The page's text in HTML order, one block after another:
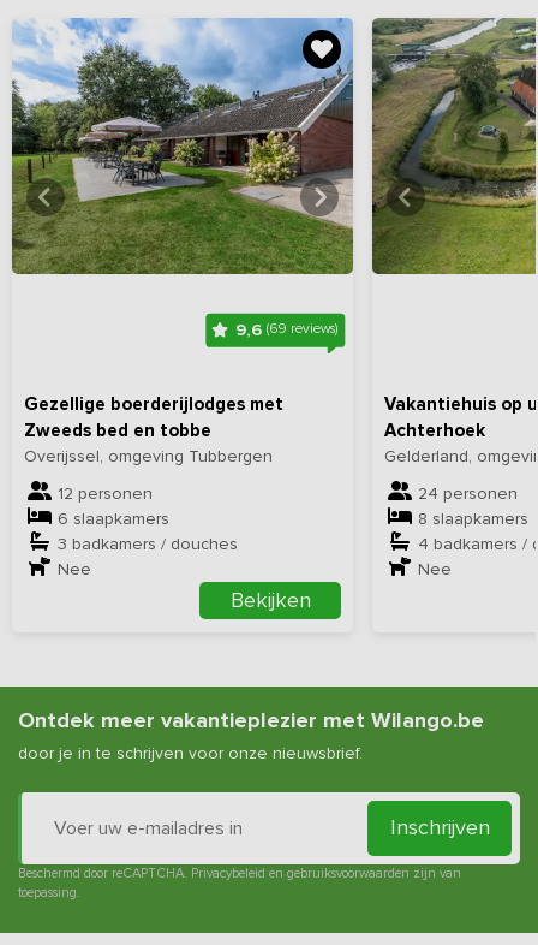
9,6 (69 reviews)
Gezellige boerderijlodges met
Zweeds bed en tobbe
Overijssel, omgeving Tubbergen
12 personen
6 slaapkamers
3 badkamers / douches
Nee
Bekijken
Bekijkhieralle foto's
Vakantiehuis op
Achterhoek
Gelderland,
24 personen
8 slaapkamers
4 badkamers /
Nee
Bekijk
Ontdek meer vakantieplezier met Wilango.be
door je in te schrijven voor onze nieuwsbrief.
Inschrijven
Beschermd door reCAPTCHA. Privacybeleid en gebruiksvoorwaarden zijn van
toepassing.